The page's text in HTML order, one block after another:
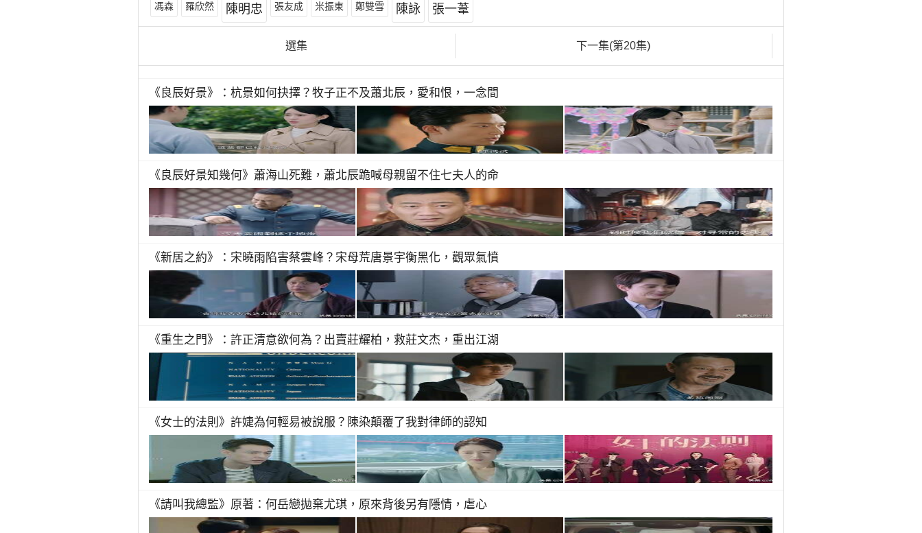
馮森 羅欣然 陳明忠 張友成 米振東 鄭雙雪 陳詠 張一葦
選集 下一集(第20集)
《良辰好景》：杭景如何抉擇？牧子正不及蕭北辰，愛和恨，一念間
《良辰好景知幾何》蕭海山死難，蕭北辰跪喊母親留不住七夫人的命
《新居之約》：宋曉雨陷害蔡雲峰？宋母荒唐景宇衡黑化，觀眾氣憤
《重生之門》：許正清意欲何為？出賣莊耀柏，救莊文杰，重出江湖
《女士的法則》許婕為何輕易被說服？陳染顛覆了我對律師的認知
《請叫我總監》原著：何岳戀拋棄尤琪，原來背後另有隱情，虐心